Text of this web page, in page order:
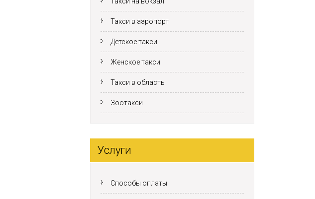
Такси в аэропорт
Детское такси
Женское такси
Такси в область
Зоотакси
Услуги
Способы оплаты